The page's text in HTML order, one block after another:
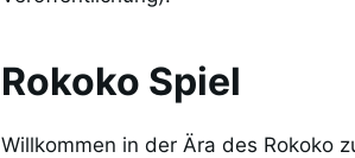
Rokoko Spiel
Willkommen in der Ära des Rokoko